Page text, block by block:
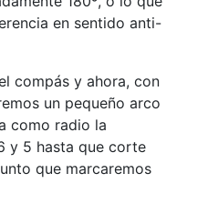
en sentido anti-
compás y ahora, con
un pequeño arco
como radio la
y 5 hasta que corte
que marcaremos